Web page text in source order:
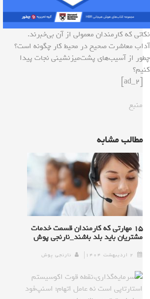
نکاتی که کارمندان معمولی از آن بی‌خبرند.
آداب معاشرت صحیح در محیط کار چگونه است؟
چطور از آسیب‌های پشت‌میزنشینی نجات پیدا
کنیم؟
[ad_2]
منبع
مطالب مشابه
۱۵ مهارتی که کارمندان قسمت خدمات
مشتریان باید بلد باشند_نارنجی پوش
۲ اردیبهشت ۱۴۰۴ نارنجی پوش